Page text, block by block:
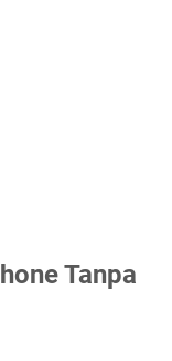
Tanpa